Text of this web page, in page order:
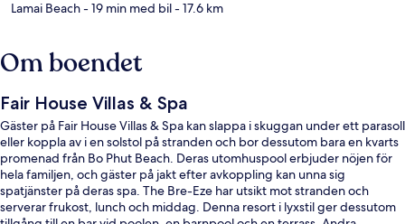
Lamai Beach- 19 min med bil- 17.6 km
Om boendet
Fair House Villas & Spa
Gäster på Fair House Villas & Spa kan slappa i skuggan under ett parasoll
eller koppla av i en solstol på stranden och bor dessutom bara en kvarts
promenad från Bo Phut Beach. Deras utomhuspool erbjuder nöjen för
hela familjen, och gäster på jakt efter avkoppling kan unna sig
spatjänster på deras spa. The Bre-Eze har utsikt mot stranden och
serverar frukost, lunch och middag. Denna resort i lyxstil ger dessutom